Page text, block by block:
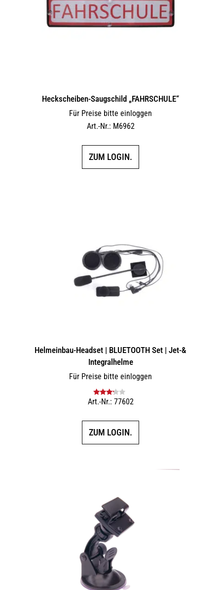
Heckscheiben-Saugschild „FAHRSCHULE“
Für Preise bitte einloggen
Art.-Nr.: M6962
ZUM LOGIN.
Helmeinbau-Headset | BLUETOOTH Set | Jet-&
Integralhelme
Für Preise bitte einloggen
Bewertet
Art.-Nr.: 77602
ZUM LOGIN.